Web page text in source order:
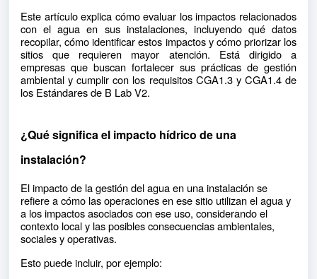
Este artículo explica cómo evaluar los impactos relacionados
con el agua en sus instalaciones, incluyendo qué datos
recopilar, cómo identificar estos impactos y cómo priorizar los
sitios que requieren mayor atención. Está dirigido a
empresas que buscan fortalecer sus prácticas de gestión
ambiental y cumplir con los requisitos CGA1.3 y CGA1.4 de
los Estándares de B Lab V2.
¿Qué significa el impacto hídrico de una
instalación?
El impacto de la gestión del agua en una instalación se
refiere a cómo las operaciones en ese sitio utilizan el agua y
a los impactos asociados con ese uso, considerando el
contexto local y las posibles consecuencias ambientales,
sociales y operativas.
Esto puede incluir, por ejemplo: